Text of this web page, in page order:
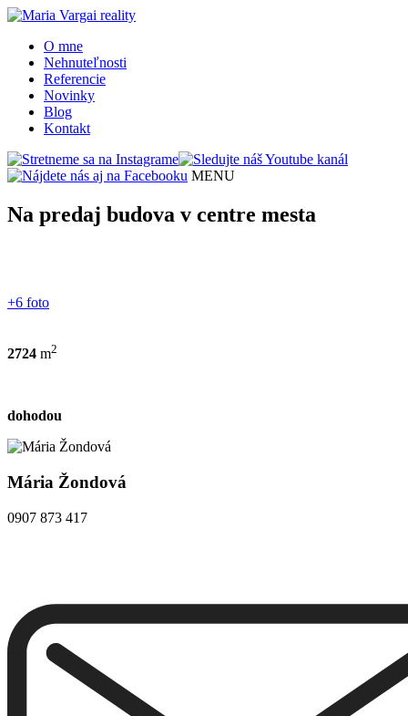
O mne
Nehnuteľnosti
Referencie
Novinky
Blog
Kontakt
MENU
Na predaj budova v centre mesta
+6 foto
2724 m2
dohodou
Mária Žondová
0907 873 417